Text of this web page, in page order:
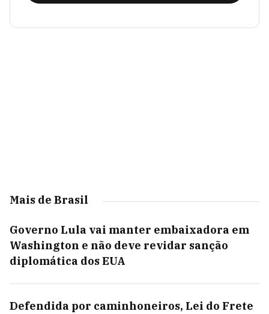
Mais de Brasil
Governo Lula vai manter embaixadora em
Washington e não deve revidar sanção
diplomática dos EUA
Defendida por caminhoneiros, Lei do Frete